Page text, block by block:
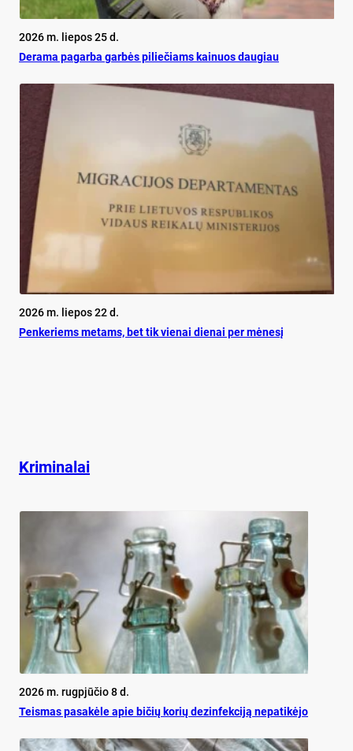
2026 m. liepos 25 d.
De­ra­ma pa­gar­ba gar­bės pi­lie­čiams kai­nuos dau­giau
2026 m. liepos 22 d.
Pen­ke­riems me­tams, bet tik vie­nai die­nai per mė­ne­sį
Kriminalai
2026 m. rugpjūčio 8 d.
Teis­mas pa­sa­kė­le apie bi­čių ko­rių de­zin­fek­ci­ją ne­pa­ti­kė­jo